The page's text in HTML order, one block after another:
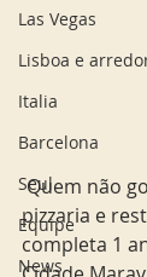
Las Vegas
Lisboa e
Italia
Barcelona
Seul
Equipe
News
Quem não gosta de uma pizza? A
pizzaria e
completa 1